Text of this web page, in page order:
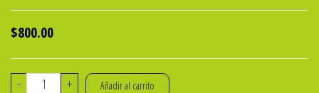
$800.00
-
MARCADOR
+ Añadir al carrito